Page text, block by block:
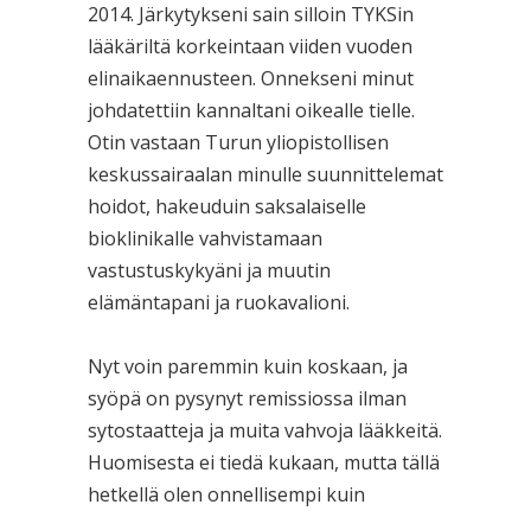
2014. Järkytykseni sain silloin TYKSin
lääkäriltä korkeintaan viiden vuoden
elinaikaennusteen. Onnekseni minut
johdatettiin kannaltani oikealle tielle.
Otin vastaan Turun yliopistollisen
keskussairaalan minulle suunnittelemat
hoidot, hakeuduin saksalaiselle
bioklinikalle vahvistamaan
vastustuskykyäni ja muutin
elämäntapani ja ruokavalioni.
Nyt voin paremmin kuin koskaan, ja
syöpä on pysynyt remissiossa ilman
sytostaatteja ja muita vahvoja lääkkeitä.
Huomisesta ei tiedä kukaan, mutta tällä
hetkellä olen onnellisempi kuin